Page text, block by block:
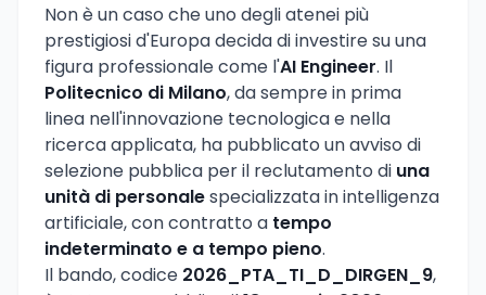
Non è un caso che uno degli atenei più
prestigiosi d'Europa decida di investire su una
figura professionale come l'AI Engineer. Il
Politecnico di Milano, da sempre in prima
linea nell'innovazione tecnologica e nella
ricerca applicata, ha pubblicato un avviso di
selezione pubblica per il reclutamento di una
unità di personalespecializzata in intelligenza
artificiale, con contratto a tempo
indeterminato e a tempo pieno.
Il bando, codice 2026_PTA_TI_D_DIRGEN_9,